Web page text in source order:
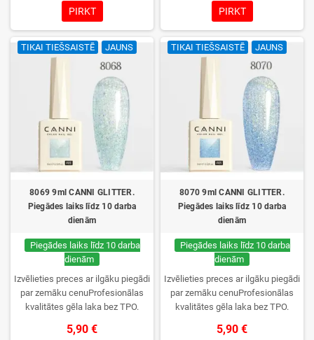
UV/LED lampās un ilgstoša
noturība. Katrs flakons iepakots
kastītē – pirmo reizi to atvērsiet
tikai jūs.
PIRKT
UV/LED lampās un ilgstoša
noturība. Katrs flakons iepakots
kastītē – pirmo reizi to atvērsiet
tikai jūs.
PIRKT
TIKAI TIEŠSAISTĒ JAUNS
8069 9ml CANNI GLITTER.
Piegādes laiks līdz 10 darba
dienām
Piegādes laiks līdz 10 darba
dienām
Izvēlieties preces ar ilgāku piegādi
par zemāku cenuProfesionālas
kvalitātes gēla laka bez TPO.
izvēle, lieliska sacietēšana
5,90 €
TIKAI TIEŠSAISTĒ JAUNS
8070 9ml CANNI GLITTER.
Piegādes laiks līdz 10 darba
dienām
Piegādes laiks līdz 10 darba
dienām
Izvēlieties preces ar ilgāku piegādi
par zemāku cenuProfesionālas
kvalitātes gēla laka bez TPO.
izvēle, lieliska sacietēšana
5,90 €